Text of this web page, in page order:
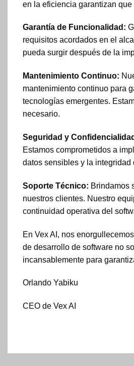
en la eficiencia garantizan
Garantía de Funcionalidad:
requisitos acordados en el
pueda surgir después de la
Mantenimiento Continuo:
mantenimiento continuo para
tecnologías emergentes.
necesario.
Seguridad y
Estamos comprometidos a
datos sensibles y la integridad
Soporte Técnico: Brindamos
nuestros clientes. Nuestro
continuidad operativa del
En Vex AI, nos
de desarrollo de software no
incansablemente para
Orlando Yabiku
CEO de Vex AI